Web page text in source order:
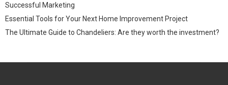
Successful Marketing
Essential Tools for Your Next Home Improvement Project
The Ultimate Guide to Chandeliers: Are they worth the investment?